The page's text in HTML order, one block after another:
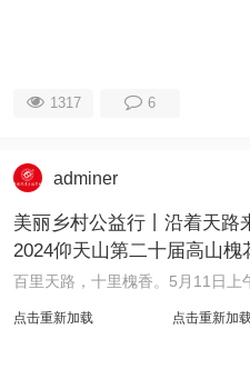
1317 6
adminer
美丽乡村公益行丨沿着天路
2024仰天山第二十届高山槐
点击重新加载 点击重新加